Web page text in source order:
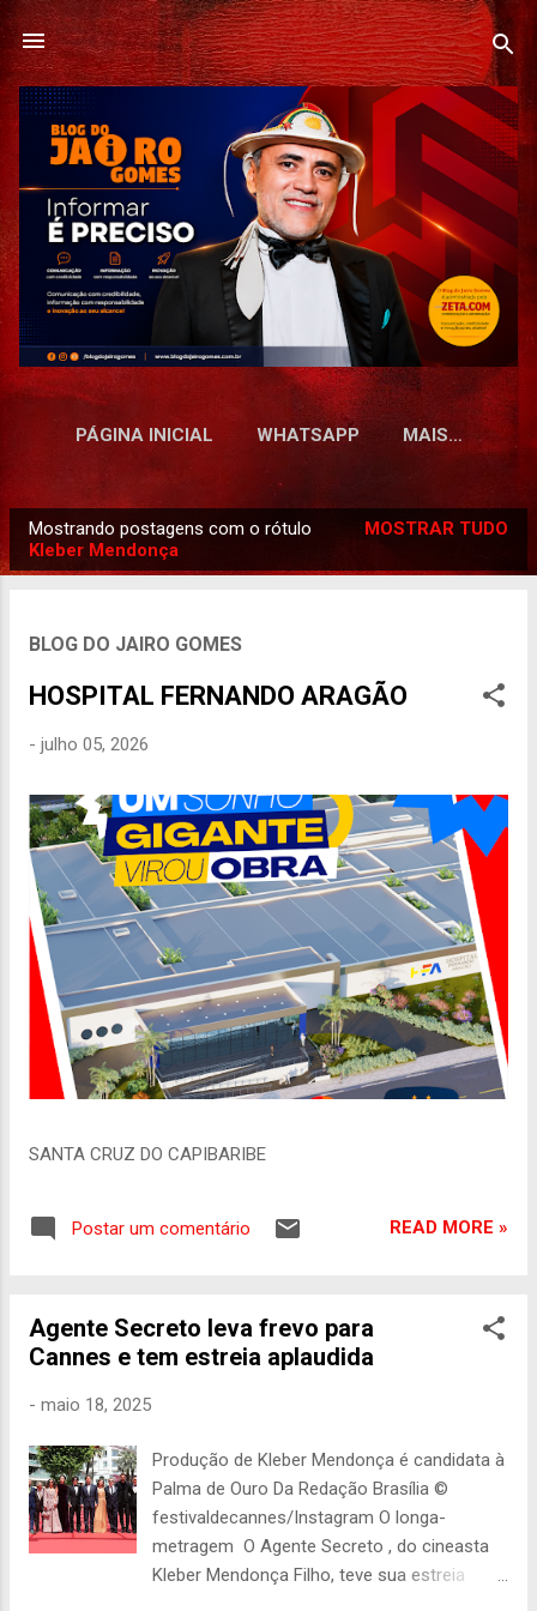
Pular para o conteúdo principal
PÁGINA INICIAL WHATSAPP MAIS…
o
Mostrando postagens com o rótulo
Kleber Mendonça
MOSTRAR TUDO
BLOG DO JAIRO GOMES
HOSPITAL FERNANDO ARAGÃO
- julho 05, 2026
SANTA CRUZ DO CAPIBARIBE
Postar um comentário READ MORE »
Agente Secreto leva frevo para
Cannes e tem estreia aplaudida
- maio 18, 2025
Produção de Kleber Mendonça é candidata à
Palma de Ouro Da Redação Brasília ©
festivaldecannes/Instagram O longa-
metragem O Agente Secreto , do cineasta
Kleber Mendonça Filho, teve sua estreia